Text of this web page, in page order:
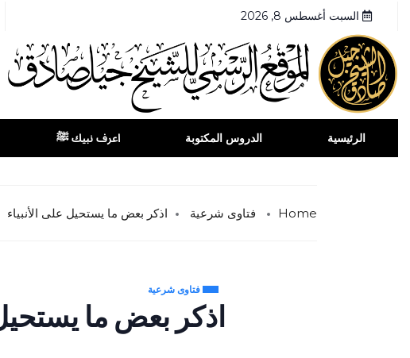
السبت أغسطس 8, 2026
الرئيسية الدروس المكتوبة اعرف نبيك ﷺ
Home فتاوى شرعية اذكر بعض ما يستحيل على الأنبياء
فتاوى شرعية
اذكر بعض ما